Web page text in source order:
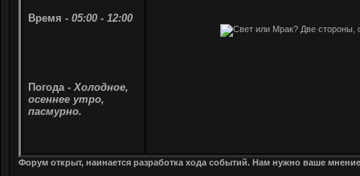
Время - 05:00 - 12:00
Погода - Холодное,
осеннее утро,
пасмурно.
Форум открыт, наинается разработка хода событий. Нам нужно ваше